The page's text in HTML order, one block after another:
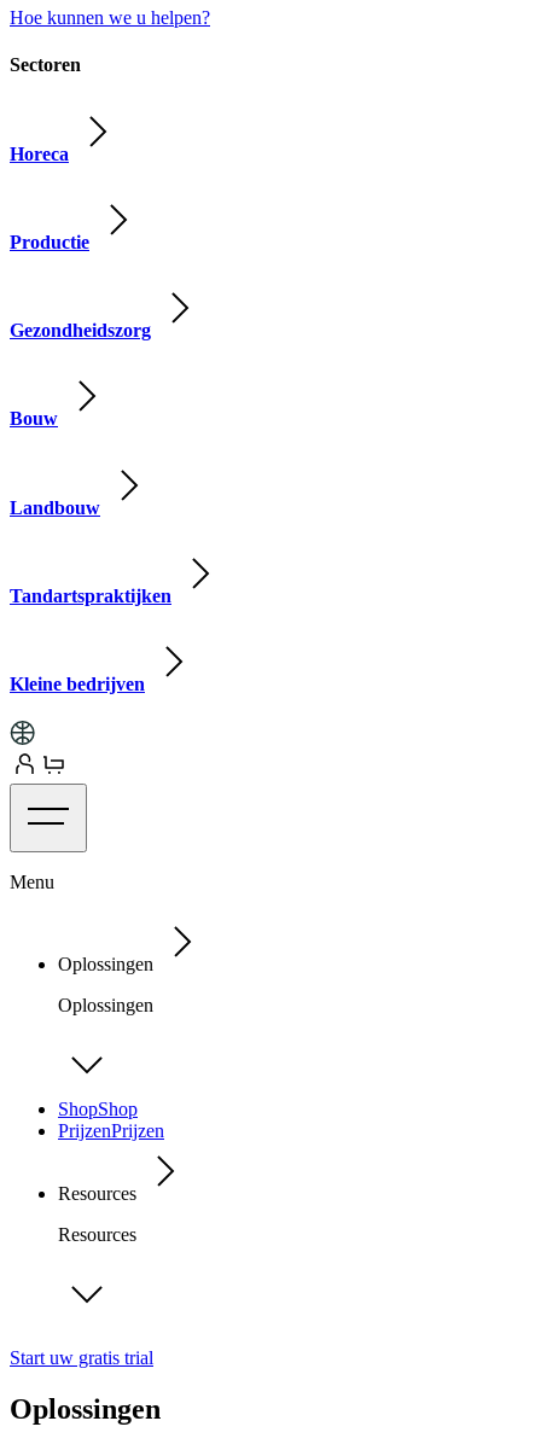
Hoe kunnen we u helpen?
Sectoren
Horeca
Productie
Gezondheidszorg
Bouw
Landbouw
Tandartspraktijken
Kleine bedrijven
Menu
Oplossingen
Oplossingen
ShopShop
PrijzenPrijzen
Resources
Resources
Start uw gratis trial
Oplossingen